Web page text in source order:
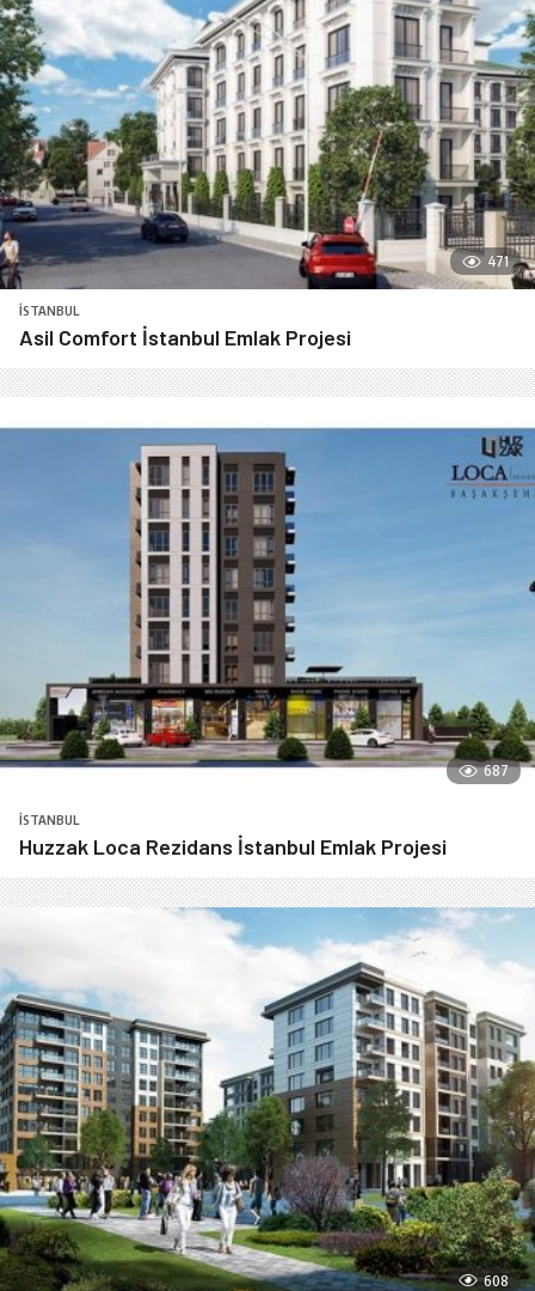
471
İSTANBUL
Asil Comfort İstanbul Emlak Projesi
687
İSTANBUL
Huzzak Loca Rezidans İstanbul Emlak Projesi
608